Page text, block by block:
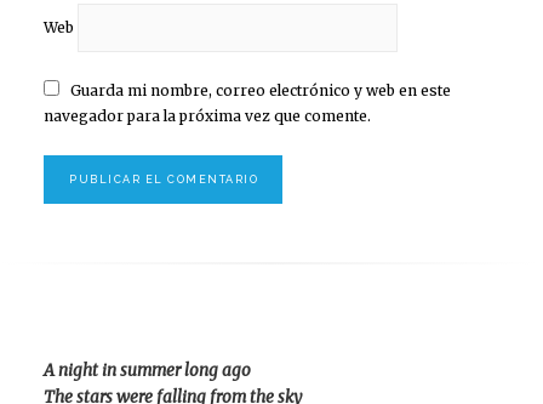
Web
Guarda mi nombre, correo electrónico y web en este
navegador para la próxima vez que comente.
A night in summer long ago
The stars were falling from the sky